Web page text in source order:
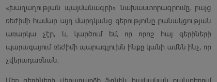
«խաղաղության պայմանագրի» նախաստորագրումը, բայց
ռեժիմի համար այդ մարդկանց գերությունը բանակցության
առարկա չէր, և, կարծում եմ, որ որոշ հայ գերիների
պարագայում ռեժիմի պարագլուխն ինքը կանի ամեն ինչ, որ
չվերադառնան։